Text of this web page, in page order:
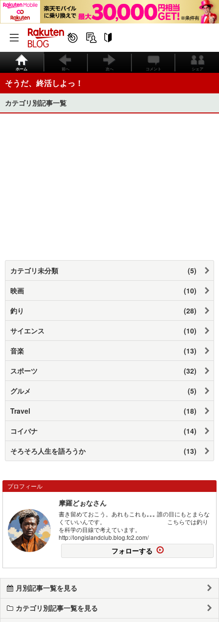
ホーム 前へ 次へ コメント シェア
そうだ、終活しよっ！
カテゴリ別記事一覧
カテゴリ未分類 (5)
映画 (10)
釣り (28)
サイエンス (10)
音楽 (13)
スポーツ (32)
グルメ (5)
Travel (18)
コイバナ (14)
そろそろ人生を語ろうか (13)
プロフィール
摩羅どぉなさん
書き留めておこう。あれもこれも｡｡｡ 誰の目にもとまらな
くていいんです。 こちらでは釣り
を科学の目線で考えています。
http://longislandclub.blog.fc2.com/
フォローする
月別記事一覧を見る
カテゴリ別記事一覧を見る